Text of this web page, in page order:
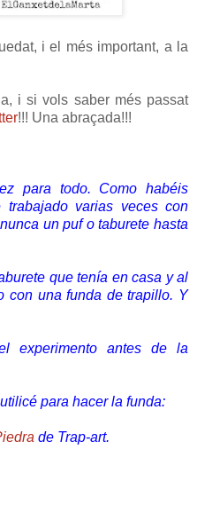
i el més important, a la
i si vols saber més passat
!!! Una abraçada!!!
para todo. Como habéis
varias veces con
un puf o taburete hasta
que tenía en casa y al
con una funda de trapillo. Y
experimento antes de la
para hacer la funda:
de Trap-art.